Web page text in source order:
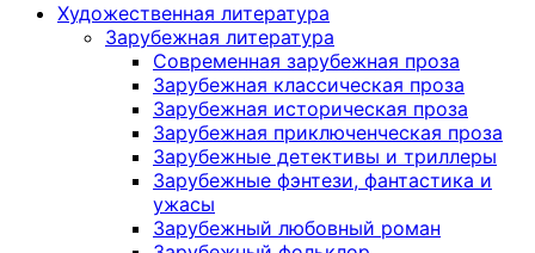
Художественная литература
Зарубежная литература
Современная зарубежная проза
Зарубежная классическая проза
Зарубежная историческая проза
Зарубежная приключенческая проза
Зарубежные детективы и триллеры
Зарубежные фэнтези, фантастика и
ужасы
Зарубежный любовный роман